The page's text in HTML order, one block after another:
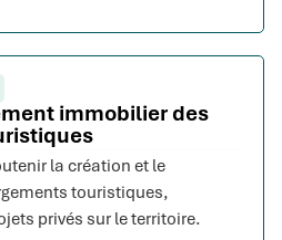
immobilier des
la création et le
touristiques,
privés sur le territoire.